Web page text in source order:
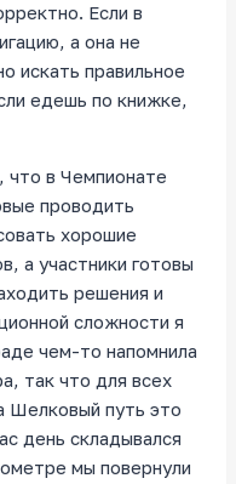
Если в
а она не
искать правильное
едешь по книжке,
в Чемпионате
проводить
хорошие
а участники готовы
решения и
сложности я
чем-то напомнила
так что для всех
Шелковый путь это
день складывался
мы повернули